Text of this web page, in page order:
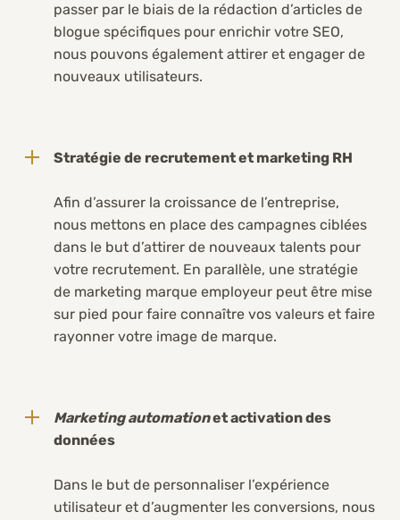
passer par le biais de la rédaction d’articles de
blogue spécifiques pour enrichir votre SEO,
nous pouvons également attirer et engager de
nouveaux utilisateurs.
Stratégie de recrutement et marketing RH
Afin d’assurer la croissance de l’entreprise,
nous mettons en place des campagnes ciblées
dans le but d’attirer de nouveaux talents pour
votre recrutement. En parallèle, une stratégie
de marketing marque employeur peut être mise
sur pied pour faire connaître vos valeurs et faire
rayonner votre image de marque.
Marketing automationet activation des
données
Dans le but de personnaliser l’expérience
utilisateur et d’augmenter les conversions, nous